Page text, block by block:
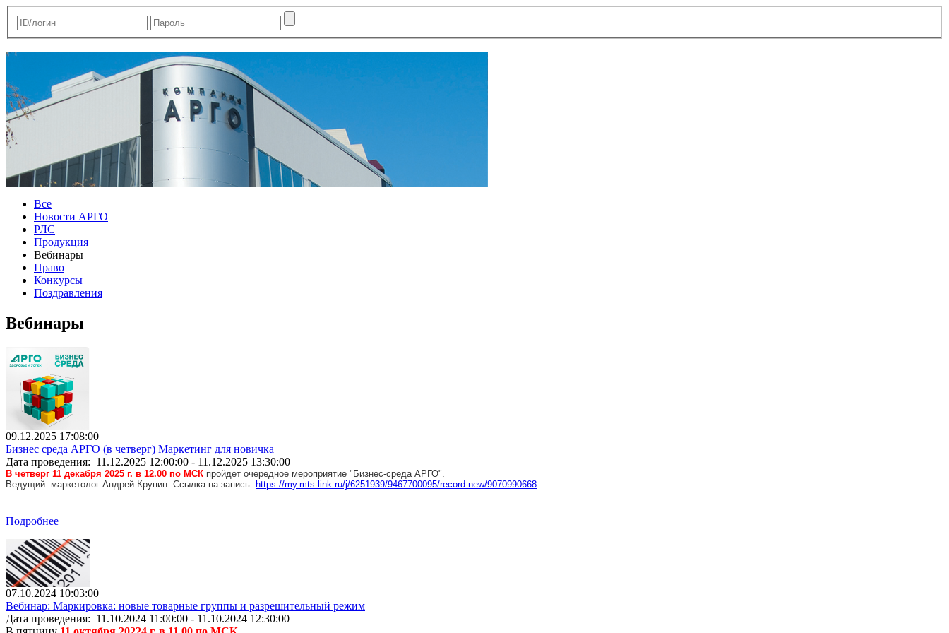
Все
Новости АРГО
РЛС
Продукция
Вебинары
Право
Конкурсы
Поздравления
Вебинары
09.12.2025 17:08:00
Бизнес среда АРГО (в четверг) Маркетинг для новичка
Дата проведения: 11.12.2025 12:00:00 - 11.12.2025 13:30:00
В четверг 11 декабря 2025 г. в 12.00 по МСК пройдет очередное мероприятие "Бизнес-среда АРГО".
Ведущий: маркетолог Андрей Крупин. Ссылка на запись: https://my.mts-link.ru/j/6251939/9467700095/record-new/9070990668
Подробнее
07.10.2024 10:03:00
Вебинар: Маркировка: новые товарные группы и разрешительный режим
Дата проведения: 11.10.2024 11:00:00 - 11.10.2024 12:30:00